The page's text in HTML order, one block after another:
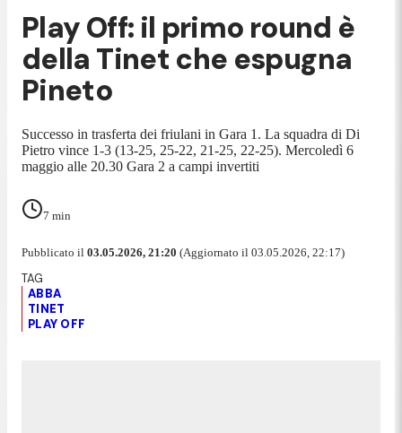
Play Off: il primo round è
della Tinet che espugna
Pineto
Successo in trasferta dei friulani in Gara 1. La squadra di Di
Pietro vince 1-3 (13-25, 25-22, 21-25, 22-25). Mercoledì 6
maggio alle 20.30 Gara 2 a campi invertiti
7 min
Pubblicato il 03.05.2026, 21:20 (Aggiornato il 03.05.2026, 22:17)
ABBA
TINET
PLAY OFF